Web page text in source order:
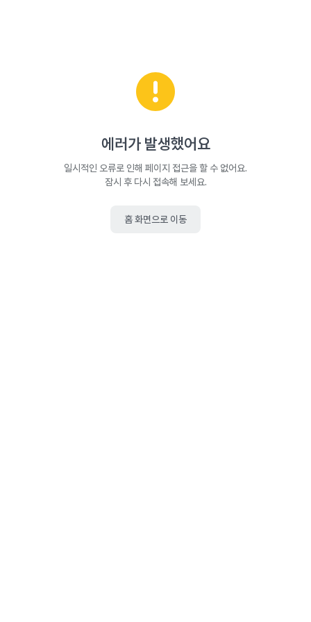
에러가 발생했어요
일시적인 오류로 인해 페이지 접근을 할 수 없어요.
잠시 후 다시 접속해 보세요.
홈 화면으로 이동